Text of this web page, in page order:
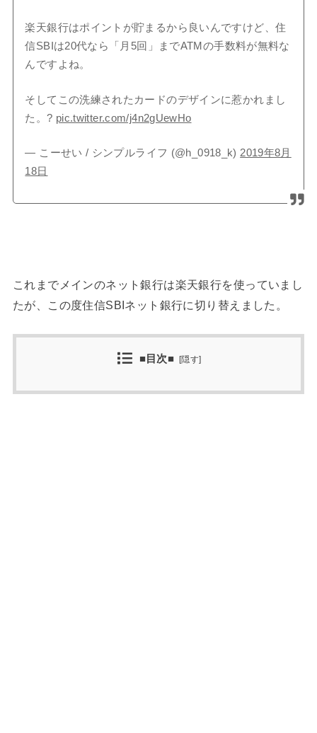
楽天銀行はポイントが貯まるから良いんですけど、住
信SBIは20代なら「月5回」までATMの手数料が無料な
んですよね。
そしてこの洗練されたカードのデザインに惹かれまし
た。? pic.twitter.com/j4n2gUewHo
— こーせい / シンプルライフ (@h_0918_k)2019年8月
18日
これまでメインのネット銀行は楽天銀行を使っていまし
たが、この度住信SBIネット銀行に切り替えました。
■目次■ [隠す]